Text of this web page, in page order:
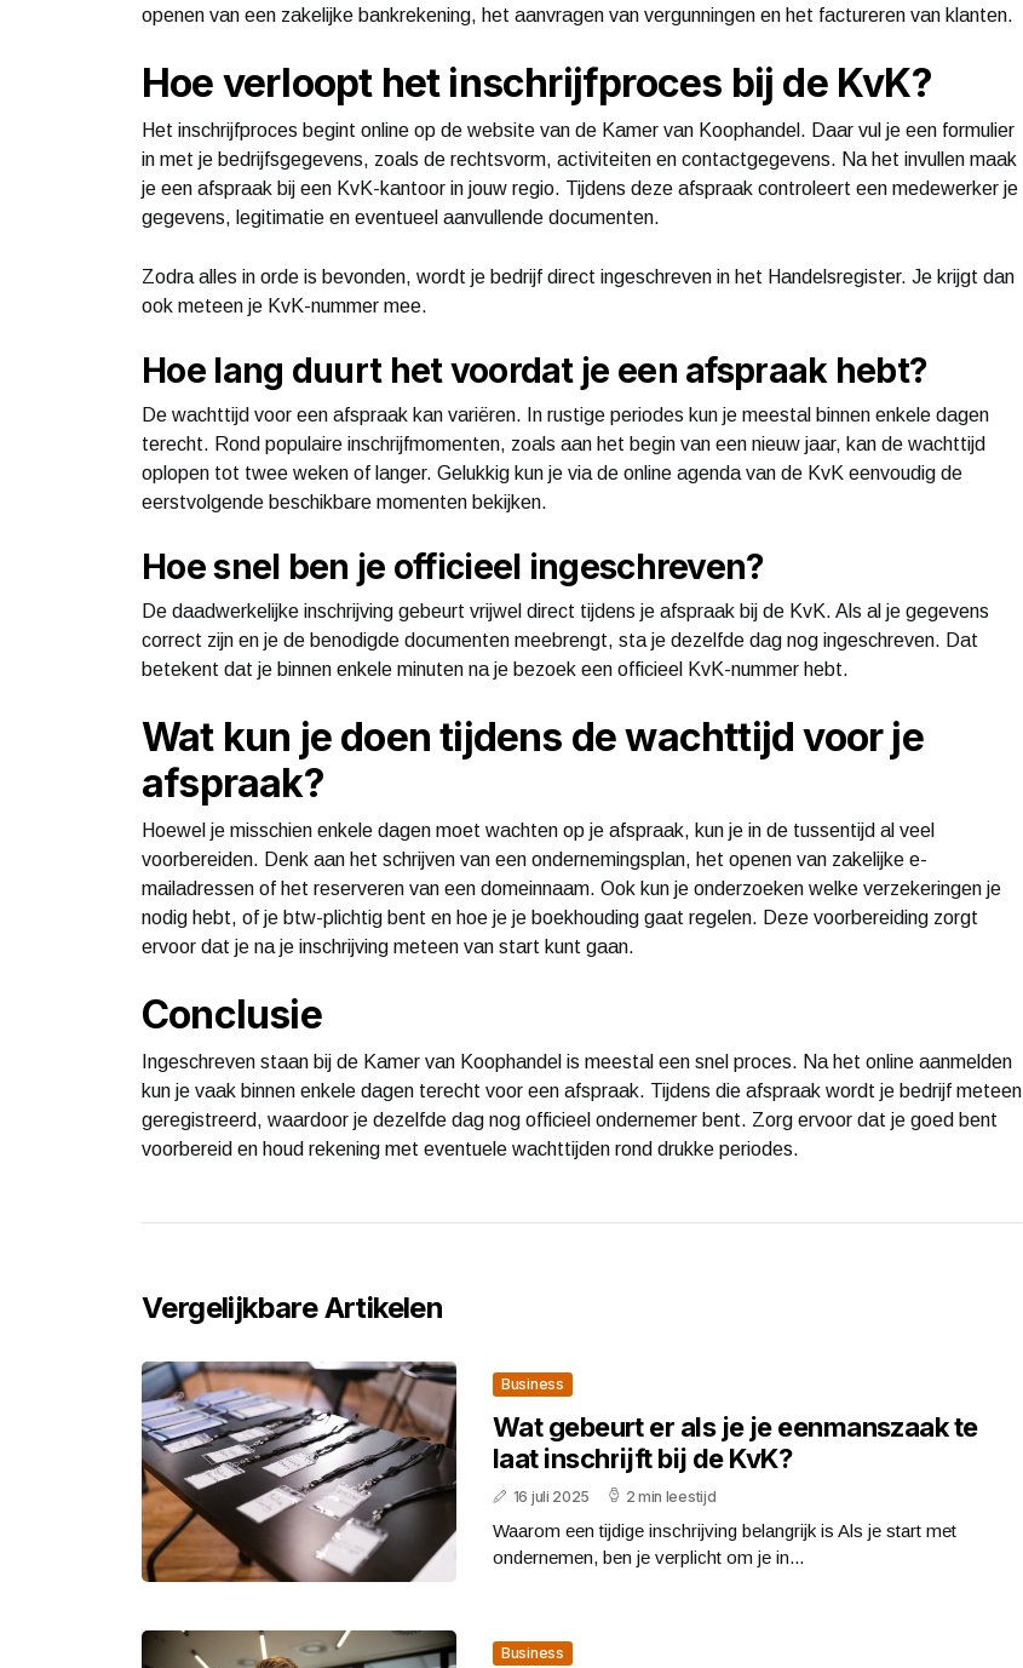
openen van een zakelijke bankrekening, het aanvragen van vergunningen en het factureren van klanten.
Hoe verloopt het inschrijfproces bij de KvK?
Het inschrijfproces begint online op de website van de Kamer van Koophandel. Daar vul je een formulier
in met je bedrijfsgegevens, zoals de rechtsvorm, activiteiten en contactgegevens. Na het invullen maak
je een afspraak bij een KvK-kantoor in jouw regio. Tijdens deze afspraak controleert een medewerker je
gegevens, legitimatie en eventueel aanvullende documenten.
Zodra alles in orde is bevonden, wordt je bedrijf direct ingeschreven in het Handelsregister. Je krijgt dan
ook meteen je KvK-nummer mee.
Hoe lang duurt het voordat je een afspraak hebt?
De wachttijd voor een afspraak kan variëren. In rustige periodes kun je meestal binnen enkele dagen
terecht. Rond populaire inschrijfmomenten, zoals aan het begin van een nieuw jaar, kan de wachttijd
oplopen tot twee weken of langer. Gelukkig kun je via de online agenda van de KvK eenvoudig de
eerstvolgende beschikbare momenten bekijken.
Hoe snel ben je officieel ingeschreven?
De daadwerkelijke inschrijving gebeurt vrijwel direct tijdens je afspraak bij de KvK. Als al je gegevens
correct zijn en je de benodigde documenten meebrengt, sta je dezelfde dag nog ingeschreven. Dat
betekent dat je binnen enkele minuten na je bezoek een officieel KvK-nummer hebt.
Wat kun je doen tijdens de wachttijd voor je
afspraak?
Hoewel je misschien enkele dagen moet wachten op je afspraak, kun je in de tussentijd al veel
voorbereiden. Denk aan het schrijven van een ondernemingsplan, het openen van zakelijke e-
mailadressen of het reserveren van een domeinnaam. Ook kun je onderzoeken welke verzekeringen je
nodig hebt, of je btw-plichtig bent en hoe je je boekhouding gaat regelen. Deze voorbereiding zorgt
ervoor dat je na je inschrijving meteen van start kunt gaan.
Conclusie
Ingeschreven staan bij de Kamer van Koophandel is meestal een snel proces. Na het online aanmelden
kun je vaak binnen enkele dagen terecht voor een afspraak. Tijdens die afspraak wordt je bedrijf meteen
geregistreerd, waardoor je dezelfde dag nog officieel ondernemer bent. Zorg ervoor dat je goed bent
voorbereid en houd rekening met eventuele wachttijden rond drukke periodes.
Vergelijkbare Artikelen
Business
Wat gebeurt er als je je eenmanszaak te
laat inschrijft bij de KvK?
16 juli 2025 2 min leestijd
Waarom een tijdige inschrijving belangrijk is Als je start met
ondernemen, ben je verplicht om je in...
Business